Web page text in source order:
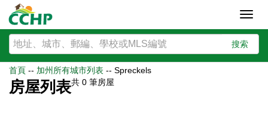
搜索
首頁 -- 加州所有城市列表 -- Spreckels
房屋列表共 0 筆房屋